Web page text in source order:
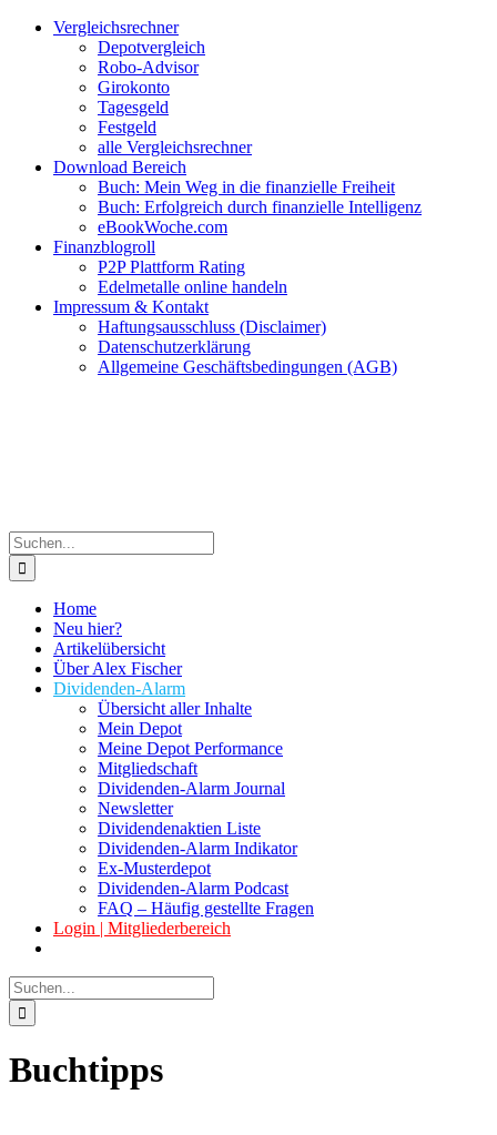
Zum
Facebook
Twitter
Instagram
Pinterest
YouTubeVergleichsrechner
Depotvergleich
Robo-Advisor
Girokonto
Tagesgeld
Festgeld
alle Vergleichsrechner
Download Bereich
Buch: Mein Weg in die finanzielle Freiheit
Buch: Erfolgreich durch finanzielle Intelligenz
eBookWoche.com
Finanzblogroll
P2P Plattform Rating
Edelmetalle online handeln
Impressum & Kontakt
Haftungsausschluss (Disclaimer)
Datenschutzerklärung
Allgemeine Geschäftsbedingungen (AGB)
Suche
nach:
Home
Neu hier?
Artikelübersicht
Über Alex Fischer
Dividenden-Alarm
Übersicht aller Inhalte
Mein Depot
Meine Depot Performance
Mitgliedschaft
Dividenden-Alarm Journal
Newsletter
Dividendenaktien Liste
Dividenden-Alarm Indikator
Ex-Musterdepot
Dividenden-Alarm Podcast
FAQ – Häufig gestellte Fragen
Login | Mitgliederbereich
Suche
nach:
Buchtipps